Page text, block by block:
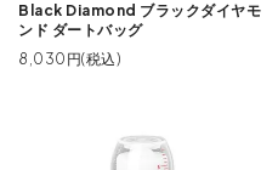
Black Diamond ブラックダイヤモ
ンド ダートバッグ
8,030円(税込)